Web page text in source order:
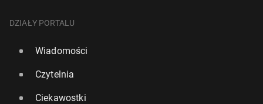
DZIAŁY PORTALU
Wiadomości
Czytelnia
Ciekawostki